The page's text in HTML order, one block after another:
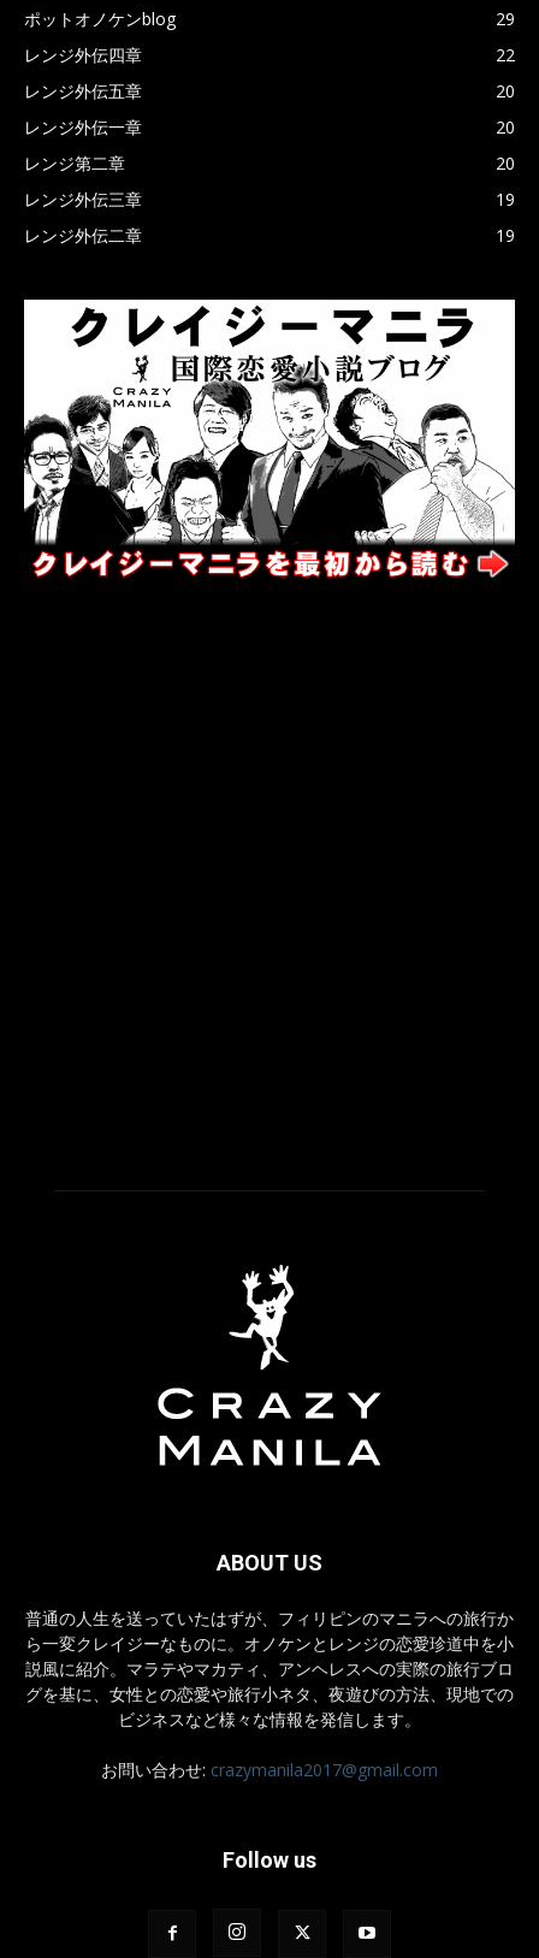
ポットオノケンblog
29
レンジ外伝四章
22
レンジ外伝五章
20
レンジ外伝一章
20
レンジ第二章
20
レンジ外伝三章
19
レンジ外伝二章
19
ABOUT US
普通の人生を送っていたはずが、フィリピンのマニラへの旅行か
ら一変クレイジーなものに。オノケンとレンジの恋愛珍道中を小
説風に紹介。マラテやマカティ、アンヘレスへの実際の旅行ブロ
グを基に、女性との恋愛や旅行小ネタ、夜遊びの方法、現地での
ビジネスなど様々な情報を発信します。
お問い合わせ: crazymanila2017@gmail.com
Follow us